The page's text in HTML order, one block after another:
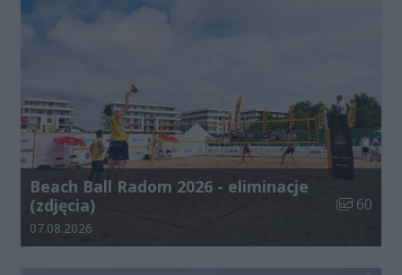
Beach Ball Radom 2026 - eliminacje
(zdjęcia)
Liczba
60
Data dodania galerii:
07.08.2026